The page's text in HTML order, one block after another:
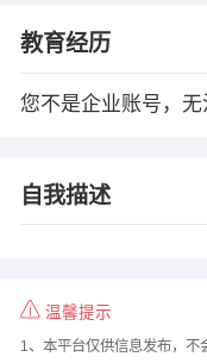
教育经历
您不是企业账号，无
自我描述
温馨提示
1、本平台仅供信息发布，不